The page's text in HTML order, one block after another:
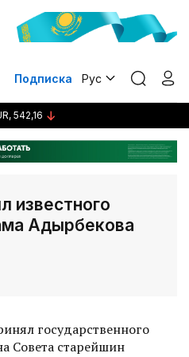
Подписка Рус
542,16
известного
Адырбекова
государственного
Совета старейшин